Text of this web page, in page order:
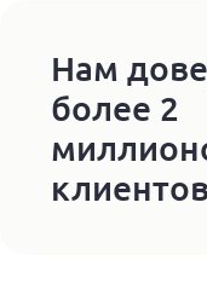
Нам
более 2
клиентов